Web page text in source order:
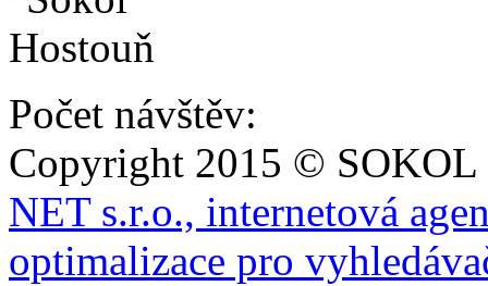
Počet návštěv:
Copyright 2015 ©
NET s.r.o., internetová
optimalizace pro